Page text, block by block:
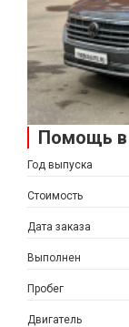
Помощь в
Год выпуска
Стоимость
Дата заказа
Выполнен
Пробег
Двигатель